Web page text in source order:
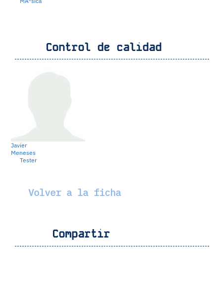
Control de calidad
Javier
Meneses
Tester
Volver a la ficha
Compartir